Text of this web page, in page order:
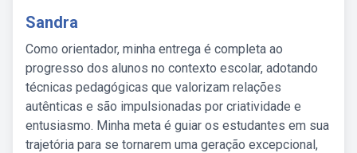
Sandra
Como orientador, minha entrega é completa ao
progresso dos alunos no contexto escolar, adotando
técnicas pedagógicas que valorizam relações
autênticas e são impulsionadas por criatividade e
entusiasmo. Minha meta é guiar os estudantes em sua
trajetória para se tornarem uma geração excepcional,